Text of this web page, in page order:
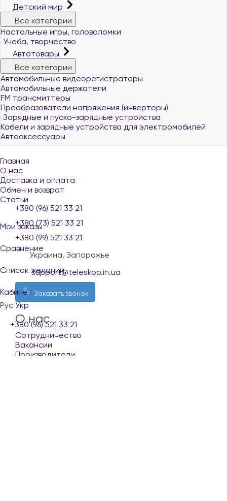
Детский мир
Все категории
Настольные игры, головоломки
Учеба, творчество
Автотовары
Все категории
Автомобильные видеорегистраторы
Автомобильные держатели
FM трансмиттеры
Преобразователи напряжения (инверторы)
Зарядные и пуско-зарядные устройства
Кабели и зарядные устройства для электромобилей
Автоаксессуары
Главная
О нас
Доставка и оплата
Обмен и возврат
Статьи
Мои заказы
Сравнение
Список желаний
Кабинет
Рус Укр
+380 (96) 521 33 21
+380 (96) 521 33 21
+380 (73) 521 33 21
+380 (99) 521 33 21
Украина, Запорожье
support@teleskop.in.ua
Заказать звонок
О нас
Сотрудничество
Вакансии
Производители